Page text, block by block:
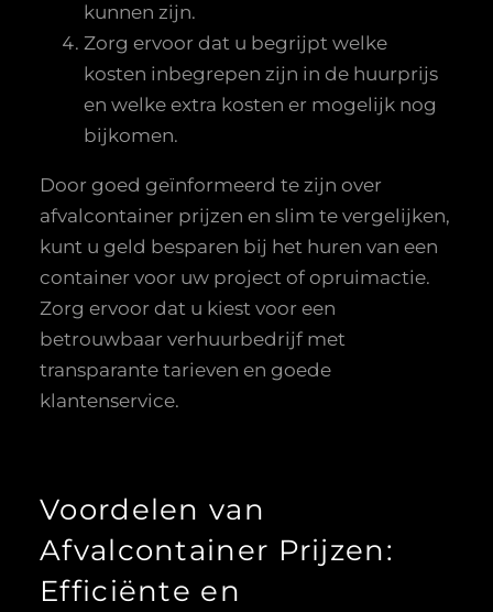
kunnen zijn.
Zorg ervoor dat u begrijpt welke
kosten inbegrepen zijn in de huurprijs
en welke extra kosten er mogelijk nog
bijkomen.
Door goed geïnformeerd te zijn over
afvalcontainer prijzen en slim te vergelijken,
kunt u geld besparen bij het huren van een
container voor uw project of opruimactie.
Zorg ervoor dat u kiest voor een
betrouwbaar verhuurbedrijf met
transparante tarieven en goede
klantenservice.
Voordelen van
Afvalcontainer Prijzen:
Efficiënte en